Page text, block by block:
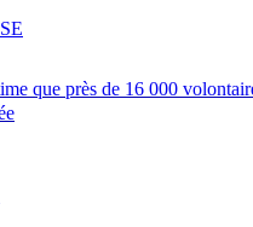
que près de 16 000